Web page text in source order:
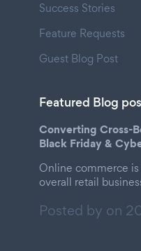
Success Stories
Feature Requests
Guest Blog Post
Featured Blog
Converting Cross-
Black Friday &
Online commerce
overall retail
Posted by on